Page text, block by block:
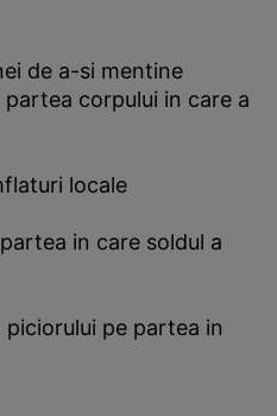
de a-si mentine
corpului in care a
locale
in care soldul a
pe partea in